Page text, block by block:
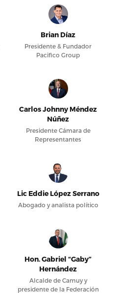
Brian Díaz
Presidente & Fundador
Pacifico Group
Carlos Johnny Méndez
Núñez
Presidente Cámara de
Representantes
Lic Eddie López Serrano
Abogado y analista político
Hon. Gabriel “Gaby”
Hernández
Alcalde de Camuy y
presidente de la Federación